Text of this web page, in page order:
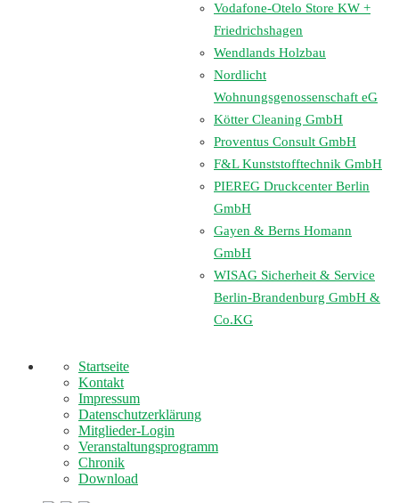
Vodafone-Otelo Store KW +
Friedrichshagen
Wendlands Holzbau
Nordlicht
Wohnungsgenossenschaft eG
Kötter Cleaning GmbH
Proventus Consult GmbH
F&L Kunststofftechnik GmbH
PIEREG Druckcenter Berlin
GmbH
Gayen & Berns Homann
GmbH
WISAG Sicherheit & Service
Berlin-Brandenburg GmbH &
Co.KG
Startseite
Kontakt
Impressum
Datenschutzerklärung
Mitglieder-Login
Veranstaltungsprogramm
Chronik
Download